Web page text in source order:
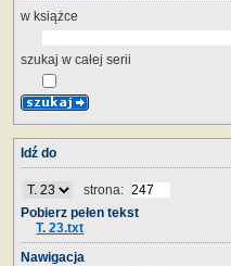
w książce
szukaj w całej serii
Idź do
strona:
Pobierz pełen tekst
T. 23.txt
Nawigacja